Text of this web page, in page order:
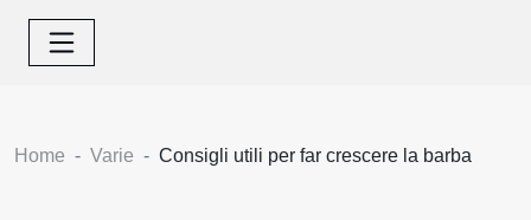
Home Varie Consigli utili per far crescere la barba